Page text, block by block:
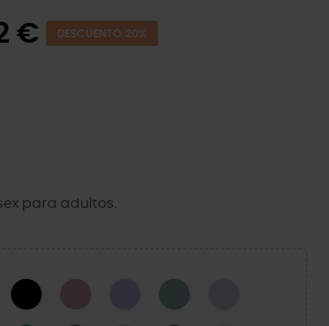
€ DESCUENTO 20%
para adultos.
Black HydrangeaMystic Purple
Pond